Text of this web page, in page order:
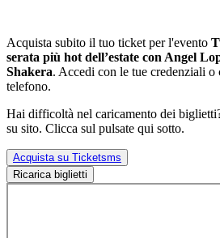
Acquista subito il tuo ticket per l'evento
serata più hot dell’estate con Angel
Shakera. Accedi con le tue credenziali
telefono.
Hai difficoltà nel caricamento dei
su sito. Clicca sul pulsate qui sotto.
Acquista su Ticketsms
Ricarica biglietti